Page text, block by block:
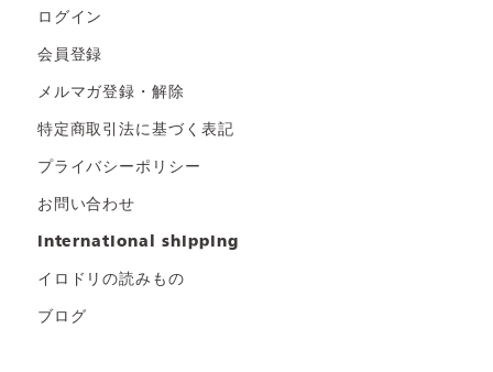
ログイン
会員登録
メルマガ登録・解除
特定商取引法に基づく表記
プライバシーポリシー
お問い合わせ
international shipping
イロドリの読みもの
ブログ